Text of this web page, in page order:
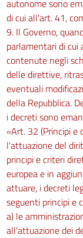
autonome sono
di cui all'art. 41,
9. Il Governo,
parlamentari di cui
contenute negli
delle direttive,
eventuali
della Repubblica.
i decreti sono
«Art. 32 (Principi e
l'attuazione del
principi e criteri
europea e in
attuare, i decreti
seguenti principi e
a) le
all'attuazione dei